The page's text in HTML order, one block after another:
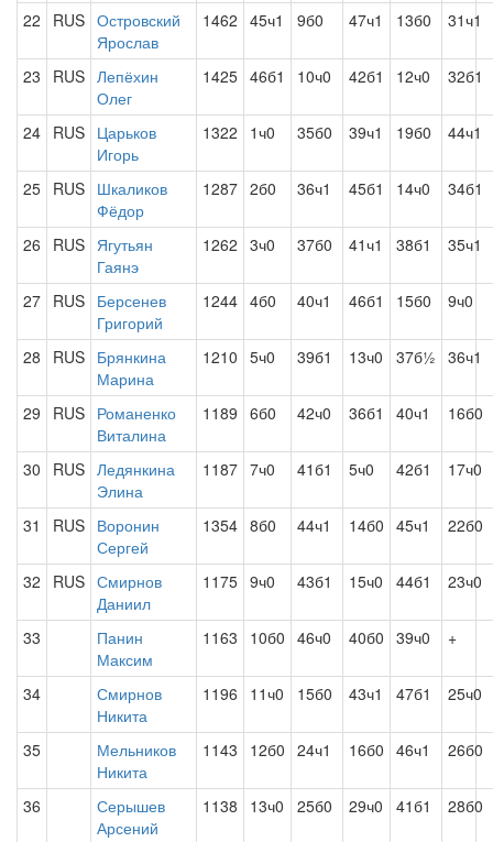
22 RUS Островский
Ярослав
1462 45ч1 9б0 47ч1 13б0 31ч1
23 RUS Лепёхин
Олег
1425 46б1 10ч0 42б1 12ч0 32б1
24 RUS Царьков
Игорь
1322 1ч0 35б0 39ч1 19б0 44ч1
25 RUS Шкаликов
Фёдор
1287 2б0 36ч1 45б1 14ч0 34б1
26 RUS Ягутьян
Гаянэ
1262 3ч0 37б0 41ч1 38б1 35ч1
27 RUS Берсенев
Григорий
1244 4б0 40ч1 46б1 15б0 9ч0
28 RUS Брянкина
Марина
1210 5ч0 39б1 13ч0 37б½ 36ч1
29 RUS Романенко
Виталина
1189 6б0 42ч0 36б1 40ч1 16б0
30 RUS Ледянкина
Элина
1187 7ч0 41б1 5ч0 42б1 17ч0
31 RUS Воронин
Сергей
1354 8б0 44ч1 14б0 45ч1 22б0
32 RUS Смирнов
Даниил
1175 9ч0 43б1 15ч0 44б1 23ч0
33
Панин
Максим
1163 10б0 46ч0 40б0 39ч0 +
34
Смирнов
Никита
1196 11ч0 15б0 43ч1 47б1 25ч0
35
Мельников
Никита
1143 12б0 24ч1 16б0 46ч1 26б0
36
Серышев
Арсений
1138 13ч0 25б0 29ч0 41б1 28б0